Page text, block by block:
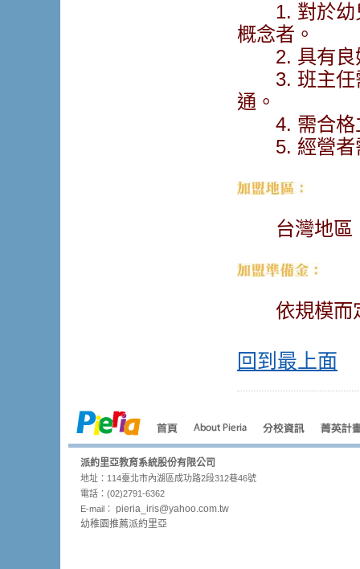
1. 對於幼兒
概念者。
2. 具有良好
3. 班主任需
通。
4. 需合格
5. 經營者需
台灣地區：
依規模而
回到最上面
派約里亞教育系統股份有限公司
地址：114臺北市內湖區成功路2段312巷46號
電話：(02)2791-6362
E-mail： pieria_ iris@yahoo.com.tw
幼稚園推薦派約里亞